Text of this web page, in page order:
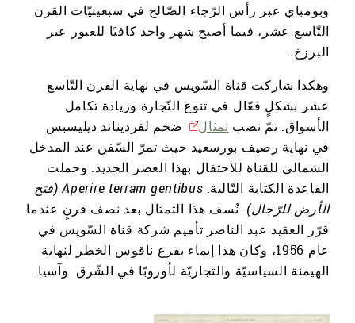
وبومباي عبر رأس الرّجاء الصّالح في سبعينيّات القرن
التّاسع عشر، فيما أصبح شهر واحد كافيًا للعبور عبر
البرزخ.
وهكذا شاركت قناة السّويس في نهاية القرن التّاسع
عشر بشكلٍ فعّال في تنوع التّجارة وزيادة تكامل
الأسواق. تمّ نصب تمثال
ضخم لفرديناند ديليسبس
في نهاية رصيف بورسعيد حيث تمرّ السّفن عند المدخل
الشمالي للقناة للاحتفال بهذا العصر الجديد. وحملت
القاعدة الكتابة التّالية: Aperire terram gentibus (فتح
الأرض للرّجال). نُسف هذا التمثال بعد نصف قرنٍ عندما
قرّر العقيد عبد الناصر تأميم شركة قناة السّويس في
عام 1956، وكان هذا إيماء بقرع ناقوس الخطر لنهاية
الهيمنة السياسيّة والتجاريّة لأوروبّا في الشّرق وآسيا.